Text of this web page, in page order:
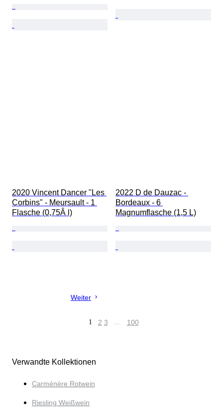
2020 Vincent Dancer "Les
Corbins" - Meursault - 1
Flasche (0,75Â l)
2022 D de Dauzac -
Bordeaux - 6
Magnumflasche (1,5 L)
Weiter
1 2 3 … 100
Verwandte Kollektionen
Carménère Rotwein
Riesling Weißwein